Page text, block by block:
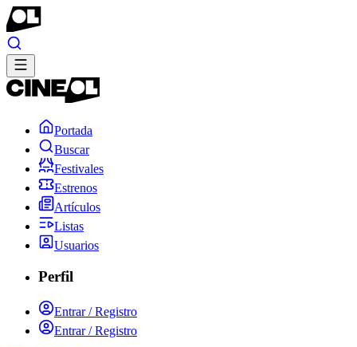
Portada
Buscar
Festivales
Estrenos
Artículos
Listas
Usuarios
Perfil
Entrar / Registro
Entrar / Registro